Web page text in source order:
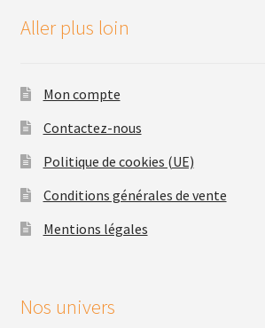
Aller plus loin
Mon compte
Contactez-nous
Politique de cookies (UE)
Conditions générales de vente
Mentions légales
Nos univers